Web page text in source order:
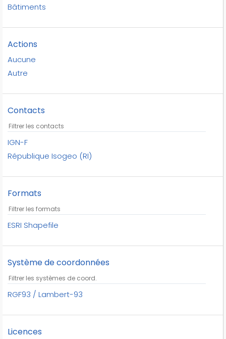
équipements sportifs
Bâtiments
Actions
Aucune
Autre
Contacts
IGN-F
République Isogeo (RI)
Formats
ESRI Shapefile
Système de coordonnées
RGF93 / Lambert-93
Licences